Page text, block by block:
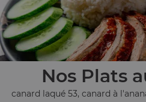
Nos Plats
canard laqué 53, canard à